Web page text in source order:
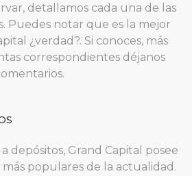
detallamos cada una de las
Puedes notar que es la mejor
¿verdad?. Si conoces, más
correspondientes déjanos
depósitos, Grand Capital posee
más populares de la actualidad.